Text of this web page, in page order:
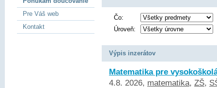
Čo:
Úroveň:
Výpis inzerátov
Matematika pre
4.8. 2026, matematika, ZŠ,
Pre Váš web
Kontakt